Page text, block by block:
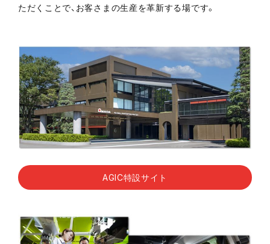
ただくことで、お客さまの生産を革新する場です。
AGIC特設サイト